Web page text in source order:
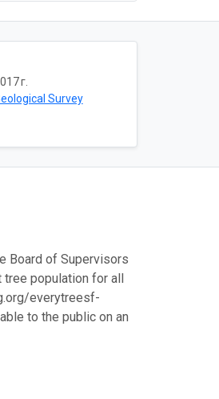
г.
Survey
Board of Supervisors
tree population for all
everytreesf-
to the public on an